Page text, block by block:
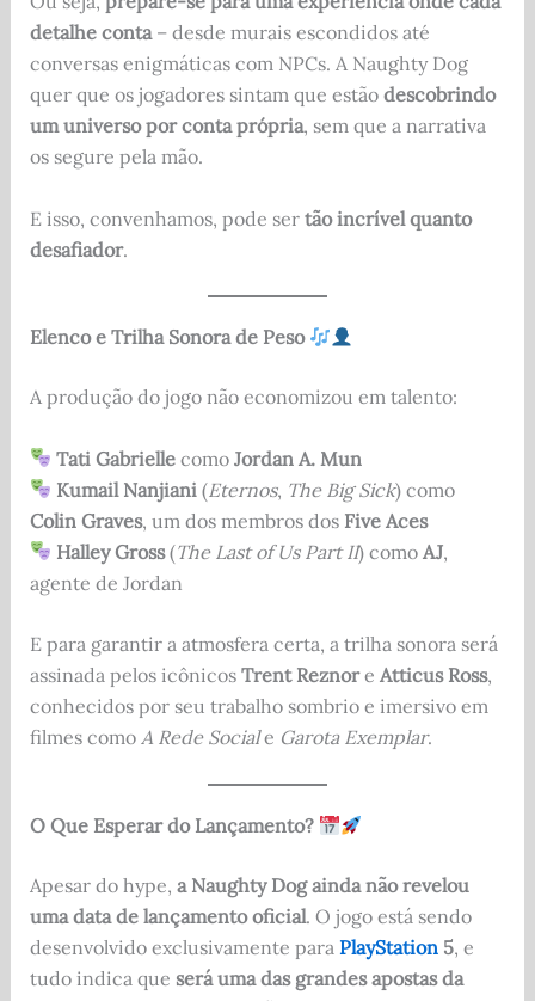
detalhe conta– desde murais escondidos até
conversas enigmáticas com NPCs. A Naughty Dog
quer que os jogadores sintam que estão descobrindo
um universo por conta própria, sem que a narrativa
os segure pela mão.
E isso, convenhamos, pode ser tão incrível quanto
desafiador.
Elenco e Trilha Sonora de Peso
A produção do jogo não economizou em talento:
Tati Gabriellecomo Jordan A. Mun
Kumail Nanjiani(Eternos, The Big Sick) como
Colin Graves, um dos membros dos Five Aces
Halley Gross(The Last of Us Part II) como AJ,
agente de Jordan
E para garantir a atmosfera certa, a trilha sonora será
assinada pelos icônicos Trent Reznore Atticus Ross,
conhecidos por seu trabalho sombrio e imersivo em
filmes como A Rede Sociale Garota Exemplar.
O Que Esperar do Lançamento?
Apesar do hype, a Naughty Dog ainda não revelou
uma data de lançamento oficial. O jogo está sendo
desenvolvido exclusivamente para PlayStation5, e
tudo indica que será uma das grandes apostas da